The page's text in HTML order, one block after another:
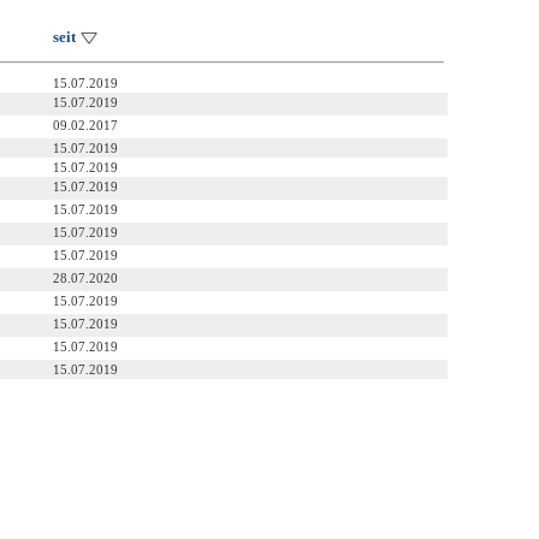
seit
15.07.2019
15.07.2019
09.02.2017
15.07.2019
15.07.2019
15.07.2019
15.07.2019
15.07.2019
15.07.2019
28.07.2020
15.07.2019
15.07.2019
15.07.2019
15.07.2019